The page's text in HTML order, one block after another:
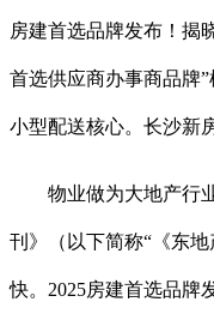
房建首选品牌发布！揭
首选供应商办事商品牌
小型配送核心。长沙新
物业做为大地产行业
刊》（以下简称“《东
快。2025房建首选品牌